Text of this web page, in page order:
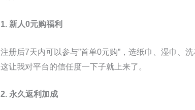
1. 新人0元购福利
注册后7天内可以参与”首单0元购”，选纸巾、湿巾、
这让我对平台的信任度一下子就上来了。
2. 永久返利加成